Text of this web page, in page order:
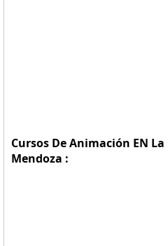
Cursos De Animación EN
Mendoza :